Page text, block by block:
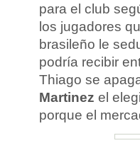
para el club
los jugadores
brasileño le
podría recibir
Thiago se
Martinez el
porque el